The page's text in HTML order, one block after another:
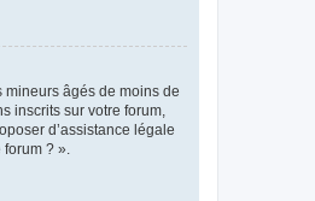
mineurs âgés de moins de
inscrits sur votre forum,
d’assistance légale
forum ? ».